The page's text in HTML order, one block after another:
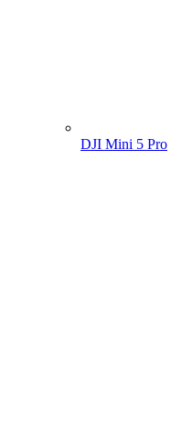
DJI Mini 5 Pro